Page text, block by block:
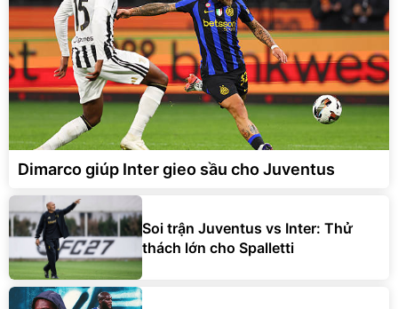
Dimarco giúp Inter gieo sầu cho Juventus
Soi trận Juventus vs Inter: Thử
thách lớn cho Spalletti